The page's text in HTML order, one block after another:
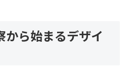
から始まるデザイ